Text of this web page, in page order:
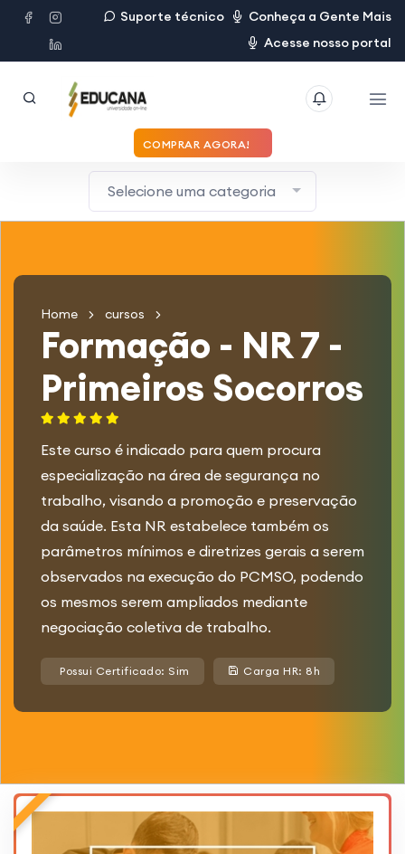
Suporte técnico
Conheça a Gente Mais
Acesse nosso portal
COMPRAR AGORA!
Selecione uma categoria
Home cursos
Formação - NR 7 -
Primeiros Socorros
Este curso é indicado para quem procura
especialização na área de segurança no
trabalho, visando a promoção e preservação
da saúde. Esta NR estabelece também os
parâmetros mínimos e diretrizes gerais a serem
observados na execução do PCMSO, podendo
os mesmos serem ampliados mediante
negociação coletiva de trabalho.
Possui Certificado: Sim Carga HR: 8h